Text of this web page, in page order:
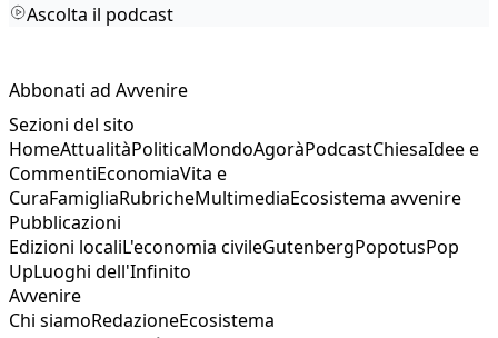
Ascolta il podcast
Abbonati ad Avvenire
Sezioni del sito
HomeAttualitàPoliticaMondoAgoràPodcastChiesaIdee e
CommentiEconomiaVita e
CuraFamigliaRubricheMultimediaEcosistema avvenire
Pubblicazioni
Edizioni localiL'economia civileGutenbergPopotusPop
UpLuoghi dell'Infinito
Avvenire
Chi siamoRedazioneEcosistema